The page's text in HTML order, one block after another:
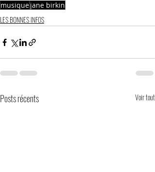
musiquejane birkin
LES BONNES INFOS
Posts récents Voir tout